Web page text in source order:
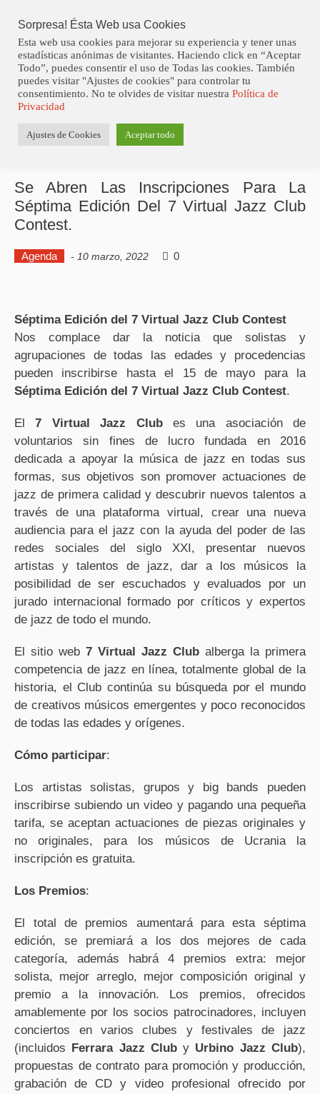
content
Estás aquí
> Se Abren Las Inscripciones
para la Séptima Edición del 7 Virtual Jazz Club
Se Abren Las Inscripciones Para La
Séptima Edición Del 7 Virtual Jazz Club
Contest.
Agenda - 10 marzo, 2022 0
Séptima Edición del 7 Virtual Jazz Club Contest
Nos complace dar la noticia que solistas y
agrupaciones de todas las edades y procedencias
pueden inscribirse hasta el 15 de mayo para la
Séptima Edición del 7 Virtual Jazz Club Contest.
El 7 Virtual Jazz Clubes una asociación de
voluntarios sin fines de lucro fundada en 2016
dedicada a apoyar la música de jazz en todas sus
formas, sus objetivos son promover actuaciones de
jazz de primera calidad y descubrir nuevos talentos a
través de una plataforma virtual, crear una nueva
audiencia para el jazz con la ayuda del poder de las
redes sociales del siglo XXI, presentar nuevos
artistas y talentos de jazz, dar a los músicos la
posibilidad de ser escuchados y evaluados por un
jurado internacional formado por críticos y expertos
de jazz de todo el mundo.
El sitio web7 Virtual Jazz Clubalberga la primera
competencia de jazz en línea, totalmente global de la
historia, el Club continúa su búsqueda por el mundo
de creativos músicos emergentes y poco reconocidos
de todas las edades y orígenes.
Cómo participar:
Los artistas solistas, grupos y big bands pueden
inscribirse subiendo un video y pagando una pequeña
tarifa, se aceptan actuaciones de piezas originales y
no originales, para los músicos de Ucrania la
inscripción es gratuita.
Los Premios:
El total de premios aumentará para esta séptima
edición, se premiará a los dos mejores de cada
categoría, además habrá 4 premios extra: mejor
solista, mejor arreglo, mejor composición original y
premio a la innovación. Los premios, ofrecidos
amablemente por los socios patrocinadores, incluyen
conciertos en varios clubes y festivales de jazz
(incluidos Ferrara Jazz Cluby Urbino Jazz Club),
propuestas de contrato para promoción y producción,
grabación de CD y video profesional ofrecido por
Sorpresa! Ésta Web usa Cookies
Esta web usa cookies para mejorar su experiencia y tener unas
estadísticas anónimas de visitantes. Haciendo click en “Aceptar
Todo”, puedes consentir el uso de Todas las cookies. También
puedes visitar "Ajustes de cookies" para controlar tu
consentimiento. No te olvides de visitar nuestra Política de
Privacidad
Ajustes de Cookies Aceptar todo